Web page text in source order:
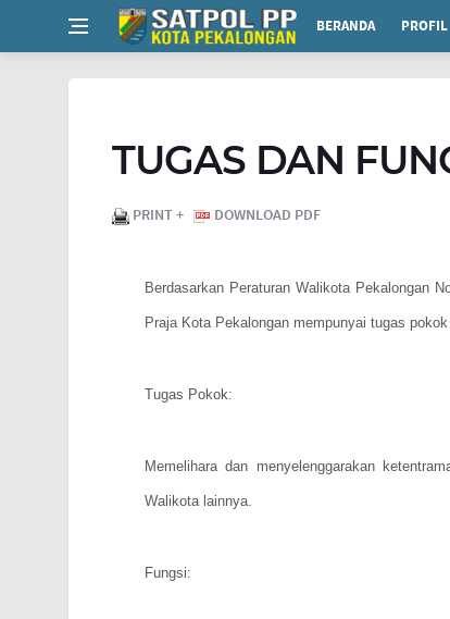
BERANDA PROFIL
TUGAS DAN
PRINT + DOWNLOAD PDF
Berdasarkan Peraturan Walikota Pekalongan
Praja Kota Pekalongan mempunyai tugas
Tugas Pokok:
Memelihara dan menyelenggarakan
Walikota lainnya.
Fungsi: